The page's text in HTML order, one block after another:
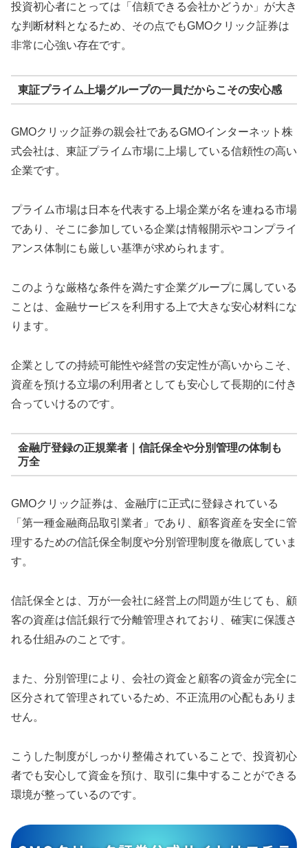
投資初心者にとっては「信頼できる会社かどうか」が大き
な判断材料となるため、その点でもGMOクリック証券は
非常に心強い存在です。
東証プライム上場グループの一員だからこその安心感
GMOクリック証券の親会社であるGMOインターネット株
式会社は、東証プライム市場に上場している信頼性の高い
企業です。
プライム市場は日本を代表する上場企業が名を連ねる市場
であり、そこに参加している企業は情報開示やコンプライ
アンス体制にも厳しい基準が求められます。
このような厳格な条件を満たす企業グループに属している
ことは、金融サービスを利用する上で大きな安心材料にな
ります。
企業としての持続可能性や経営の安定性が高いからこそ、
資産を預ける立場の利用者としても安心して長期的に付き
合っていけるのです。
金融庁登録の正規業者｜信託保全や分別管理の体制も
万全
GMOクリック証券は、金融庁に正式に登録されている
「第一種金融商品取引業者」であり、顧客資産を安全に管
理するための信託保全制度や分別管理制度を徹底していま
す。
信託保全とは、万が一会社に経営上の問題が生じても、顧
客の資産は信託銀行で分離管理されており、確実に保護さ
れる仕組みのことです。
また、分別管理により、会社の資金と顧客の資金が完全に
区分されて管理されているため、不正流用の心配もありま
せん。
こうした制度がしっかり整備されていることで、投資初心
者でも安心して資金を預け、取引に集中することができる
環境が整っているのです。